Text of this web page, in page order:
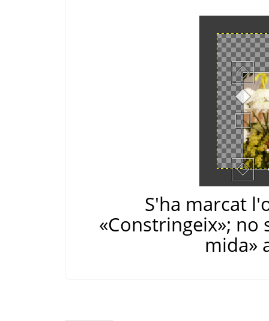
S'ha marcat
«Constringeix»; no
mida»